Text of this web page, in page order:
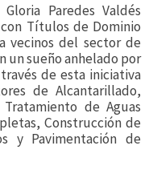
Paredes Valdés
Títulos de Dominio
vecinos del sector de
un sueño anhelado por
de esta iniciativa
de Alcantarillado,
de Aguas
Construcción de
y Pavimentación de